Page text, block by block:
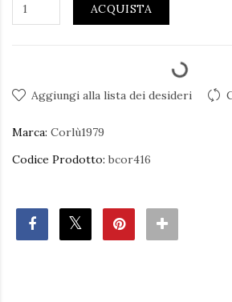
ACQUISTA
Aggiungi alla lista dei desideri
Marca: Corlù1979
Codice Prodotto: bcor416